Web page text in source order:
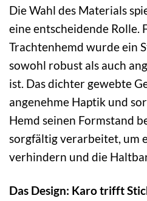
Die Wahl des Materials
eine entscheidende Rolle.
Trachtenhemd wurde ein
sowohl robust als auch
ist. Das dichter gewebte
angenehme Haptik und
Hemd seinen Formstand
sorgfältig verarbeitet, um
verhindern und die
Das Design: Karo trifft